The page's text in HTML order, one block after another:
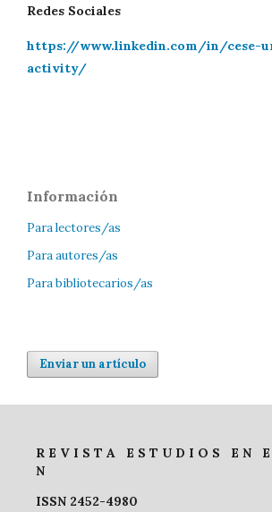
Redes Sociales
https://www.linkedin.com/in/cese-
activity/
Información
Para lectores/as
Para autores/as
Para bibliotecarios/as
Enviar un artículo
R E V I S T A E S T U D I O S E N E
N
ISSN 2452-4980